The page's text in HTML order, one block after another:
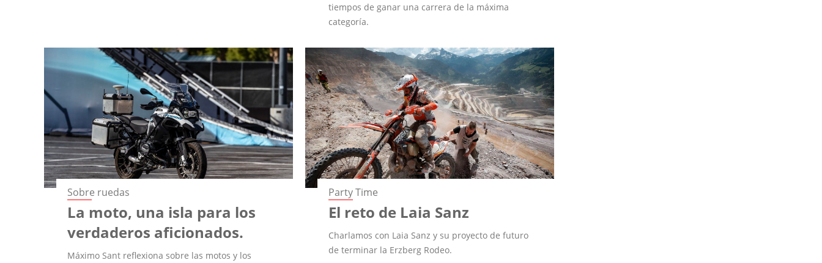
tiempos de ganar una carrera de la máxima
categoría.
Sobre ruedas
La moto, una isla para los
verdaderos aficionados.
Máximo Sant reflexiona sobre las motos y los
Party Time
El reto de Laia Sanz
Charlamos con Laia Sanz y su proyecto de futuro
de terminar la Erzberg Rodeo.